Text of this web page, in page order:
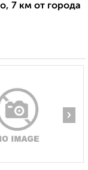
7 км от города
›